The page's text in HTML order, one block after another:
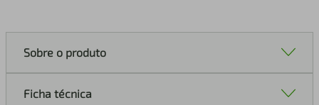
Sobre o produto
Ficha técnica